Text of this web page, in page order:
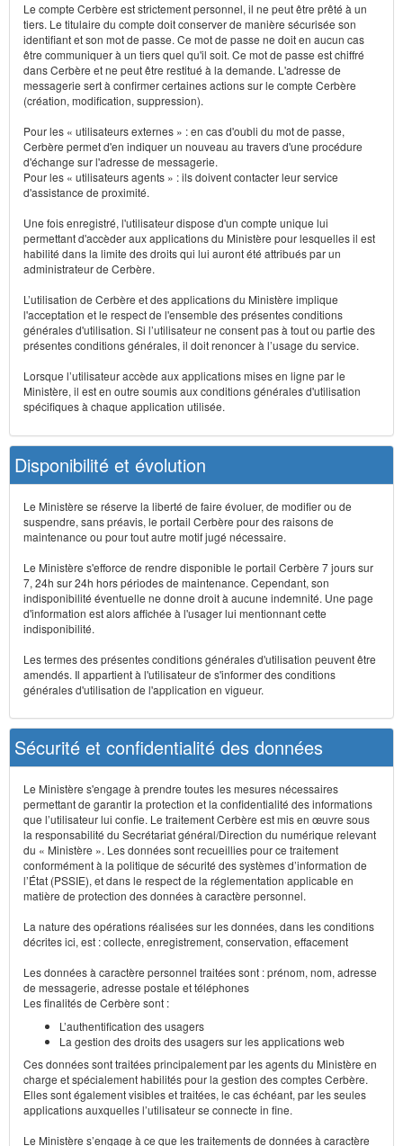
Le compte Cerbère est strictement personnel, il ne peut être prêté à un
tiers. Le titulaire du compte doit conserver de manière sécurisée son
identifiant et son mot de passe. Ce mot de passe ne doit en aucun cas
être communiquer à un tiers quel qu'il soit. Ce mot de passe est chiffré
dans Cerbère et ne peut être restitué à la demande. L'adresse de
messagerie sert à confirmer certaines actions sur le compte Cerbère
(création, modification, suppression).
Pour les « utilisateurs externes » : en cas d'oubli du mot de passe,
Cerbère permet d'en indiquer un nouveau au travers d'une procédure
d'échange sur l'adresse de messagerie.
Pour les « utilisateurs agents » : ils doivent contacter leur service
d'assistance de proximité.
Une fois enregistré, l'utilisateur dispose d'un compte unique lui
permettant d'accèder aux applications du Ministère pour lesquelles il est
habilité dans la limite des droits qui lui auront été attribués par un
administrateur de Cerbère.
L’utilisation de Cerbère et des applications du Ministère implique
l'acceptation et le respect de l'ensemble des présentes conditions
générales d'utilisation. Si l’utilisateur ne consent pas à tout ou partie des
présentes conditions générales, il doit renoncer à l’usage du service.
Lorsque l’utilisateur accède aux applications mises en ligne par le
Ministère, il est en outre soumis aux conditions générales d'utilisation
spécifiques à chaque application utilisée.
Disponibilité et évolution
Le Ministère se réserve la liberté de faire évoluer, de modifier ou de
suspendre, sans préavis, le portail Cerbère pour des raisons de
maintenance ou pour tout autre motif jugé nécessaire.
Le Ministère s'efforce de rendre disponible le portail Cerbère 7 jours sur
7, 24h sur 24h hors périodes de maintenance. Cependant, son
indisponibilité éventuelle ne donne droit à aucune indemnité. Une page
d'information est alors affichée à l'usager lui mentionnant cette
indisponibilité.
Les termes des présentes conditions générales d'utilisation peuvent être
amendés. Il appartient à l'utilisateur de s'informer des conditions
générales d'utilisation de l'application en vigueur.
Sécurité et confidentialité des données
Le Ministère s'engage à prendre toutes les mesures nécessaires
permettant de garantir la protection et la confidentialité des informations
que l’utilisateur lui confie. Le traitement Cerbère est mis en œuvre sous
la responsabilité du Secrétariat général/Direction du numérique relevant
du « Ministère ». Les données sont recueillies pour ce traitement
conformément à la politique de sécurité des systèmes d’information de
l’État (PSSIE), et dans le respect de la réglementation applicable en
matière de protection des données à caractère personnel.
La nature des opérations réalisées sur les données, dans les conditions
décrites ici, est : collecte, enregistrement, conservation, effacement
Les données à caractère personnel traitées sont : prénom, nom, adresse
de messagerie, adresse postale et téléphones
Les finalités de Cerbère sont :
L’authentification des usagers
La gestion des droits des usagers sur les applications web
Ces données sont traitées principalement par les agents du Ministère en
charge et spécialement habilités pour la gestion des comptes Cerbère.
Elles sont également visibles et traitées, le cas échéant, par les seules
applications auxquelles l’utilisateur se connecte in fine.
Le Ministère s’engage à ce que les traitements de données à caractère